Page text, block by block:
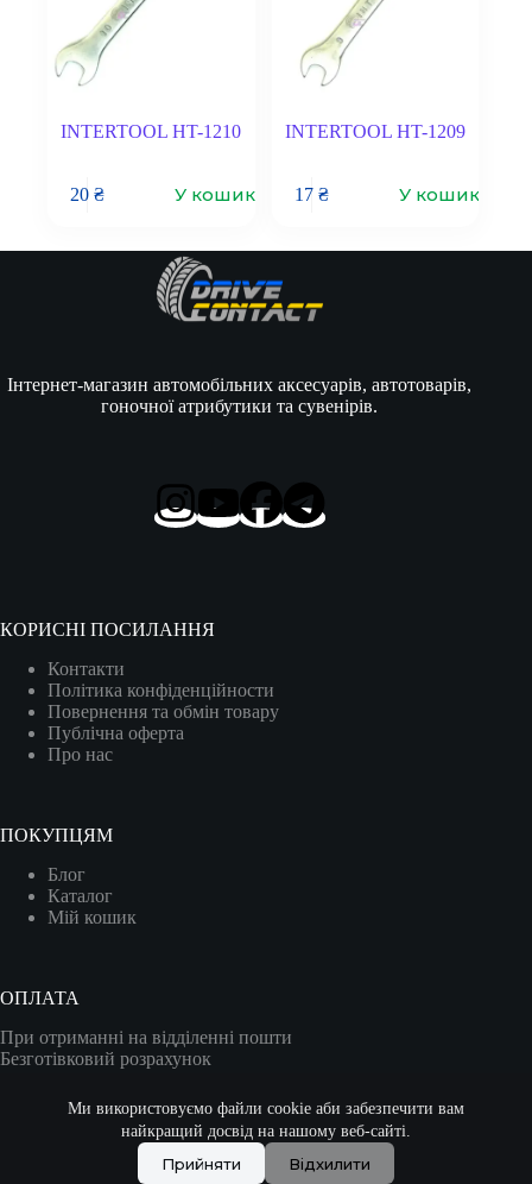
Ми використовуємо файли cookie аби забезпечити вам
найкращий досвід на нашому веб-сайті.
Прийняти Відхилити
INTERTOOL HT-1210
20₴ У кошик
INTERTOOL HT-1209
17 ₴ У кошик
Інтернет-магазин автомобільних аксесуарів, автотоварів,
гоночної атрибутики та сувенірів.
КОРИСНІ ПОСИЛАННЯ
Контакти
Політика конфіденційности
Повернення та обмін товару
Публічна оферта
Про нас
ПОКУПЦЯМ
Блог
Каталог
Мій кошик
ОПЛАТА
При отриманні на відділенні пошти
Безготівковий розрахунок